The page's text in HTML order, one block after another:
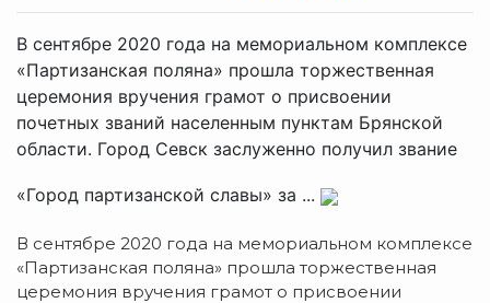
В сентябре 2020 года на мемориальном комплексе
«Партизанская поляна» прошла торжественная
церемония вручения грамот о присвоении
почетных званий населенным пунктам Брянской
области. Город Севск заслуженно получил звание
«Город партизанской славы» за ...
В сентябре 2020 года на мемориальном комплексе
«Партизанская поляна» прошла торжественная
церемония вручения грамот о присвоении